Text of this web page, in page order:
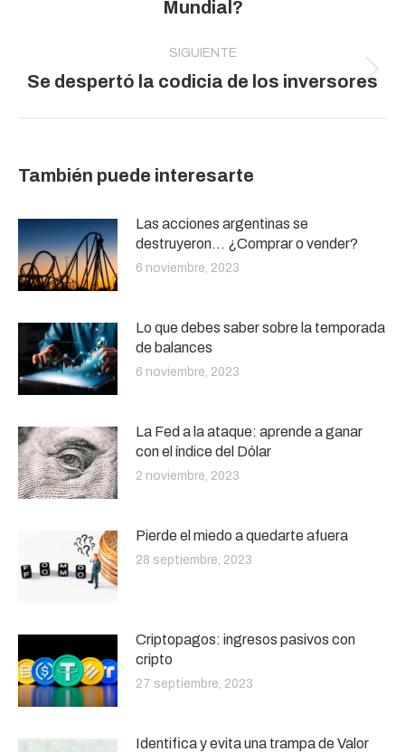
anterior:
Mundial?
SIGUIENTE
Publicación
Se despertó la codicia de los inversores
También puede interesarte
Las acciones argentinas se
destruyeron… ¿Comprar o vender?
6 noviembre, 2023
Lo que debes saber sobre la temporada
de balances
6 noviembre, 2023
La Fed a la ataque: aprende a ganar
con el índice del Dólar
2 noviembre, 2023
Pierde el miedo a quedarte afuera
28 septiembre, 2023
Criptopagos: ingresos pasivos con
cripto
27 septiembre, 2023
Identifica y evita una trampa de Valor